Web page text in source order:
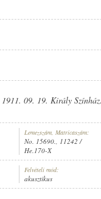
09. 19. Király
Lemezszám, Matricaszám:
No. 15690., 11242 /
He.170-X
Felvételi mód:
akusztikus